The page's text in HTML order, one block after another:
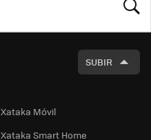
SUBIR
Xataka Móvil
Xataka Smart Home